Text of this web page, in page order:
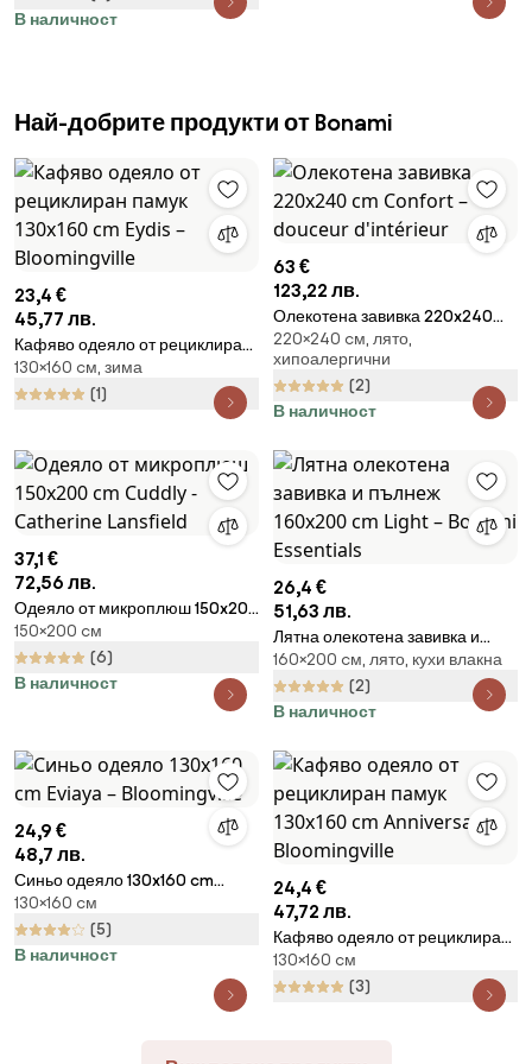
В наличност
Най-добрите продукти от Bonami
23,4 €
45,77 лв.
Кафяво одеяло от рециклиран
памук 130x160 cm Eydis –
Bloomingville
130×160 cм, зима
(1)
63 €
123,22 лв.
Олекотена завивка 220x240
cm Confort – douceur
d'intérieur
220×240 cм, лято,
хипоалергични
(2)
В наличност
37,1 €
72,56 лв.
Одеяло от микроплюш 150x200
cm Cuddly - Catherine
Lansfield
150×200 cм
(6)
В наличност
26,4 €
51,63 лв.
Лятна олекотена завивка и
пълнеж 160x200 cm Light –
Bonami Essentials
160×200 cм, лято, кухи влакна
(2)
В наличност
24,9 €
48,7 лв.
Синьо одеяло 130x160 cm
Eviaya – Bloomingville
130×160 cм
(5)
В наличност
24,4 €
47,72 лв.
Кафяво одеяло от рециклиран
памук 130x160 cm Anniversary –
Bloomingville
130×160 cм
(3)